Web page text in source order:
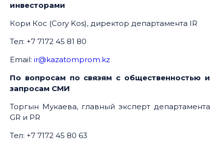
инвесторами
Кори Кос (Cory Kos), директор департамента IR
Тел: +7 7172 45 81 80
Email: ir@kazatomprom.kz
По вопросам по связям с общественностью и
запросам СМИ
Торгын Мукаева, главный эксперт департамента
GR и PR
Тел: +7 7172 45 80 63